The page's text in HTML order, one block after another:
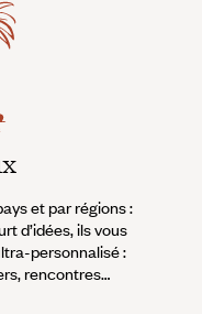
et par régions :
d’idées, ils vous
personnalisé :
rencontres…